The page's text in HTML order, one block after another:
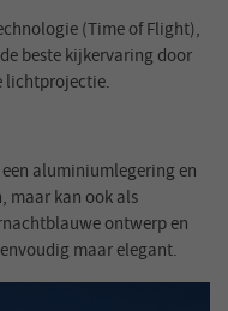
(Time of Flight),
beste kijkervaring door
lichtprojectie.
aluminiumlegering en
maar kan ook als
ontwerp en
maar elegant.